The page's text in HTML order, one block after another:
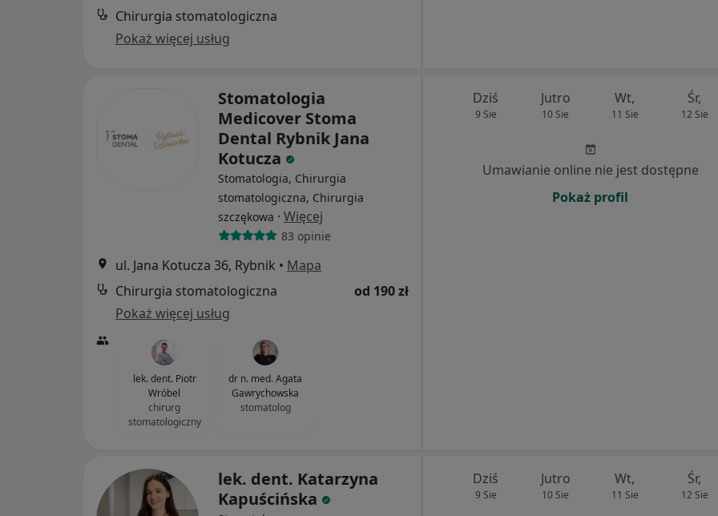
Chirurgia stomatologiczna
Pokaż więcej usług
Stomatologia
Medicover Stoma
Dental Rybnik Jana
Kotucza
Stomatologia, Chirurgia
stomatologiczna, Chirurgia
szczękowa · Więcej
83 opinie
ul. Jana Kotucza 36, Rybnik • Mapa
Chirurgia stomatologiczna
od 190 zł
Pokaż więcej usług
lek. dent. Piotr
Wróbel
chirurg
stomatologiczny
dr n. med. Agata
Gawrychowska
stomatolog
Dziś
9 Sie
Jutro
10 Sie
Wt,
11 Sie
Śr,
12 Sie
Umawianie online nie jest dostępne
Pokaż profil
lek. dent. Katarzyna
Kapuścińska
Dziś
9 Sie
Jutro
10 Sie
Wt,
11 Sie
Śr,
12 Sie